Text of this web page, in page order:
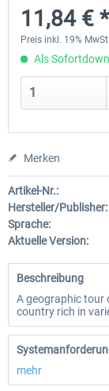
11,84 € *
Preis inkl. 19% MwSt.
Als
Merken
Artikel-Nr.:
Hersteller/Publisher:
Sprache:
Aktuelle Version:
Beschreibung
A geographic tour
country rich in
mehr